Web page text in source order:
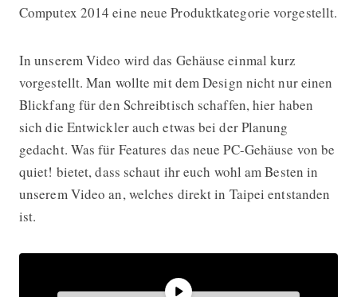
Computex 2014 eine neue Produktkategorie vorgestellt.
In unserem Video wird das Gehäuse einmal kurz
vorgestellt. Man wollte mit dem Design nicht nur einen
Blickfang für den Schreibtisch schaffen, hier haben
sich die Entwickler auch etwas bei der Planung
gedacht. Was für Features das neue PC-Gehäuse von be
quiet! bietet, dass schaut ihr euch wohl am Besten in
unserem Video an, welches direkt in Taipei entstanden
ist.